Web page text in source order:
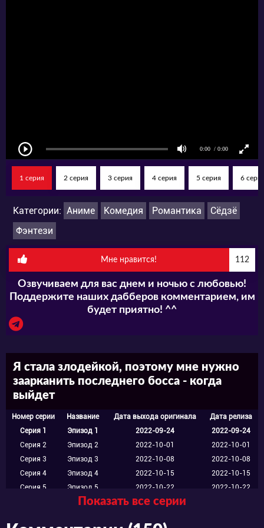
1 серия 2 серия 3 серия 4 серия 5 серия 6
Категории: Аниме Комедия Романтика
Сёдзё
Фэнтези
Мне нравится! 112
Озвучиваем для вас днем и ночью с любовью!
Поддержите наших дабберов комментарием, им
будет приятно! ^^
Я стала злодейкой, поэтому мне нужно
заарканить последнего босса - когда
выйдет
Номер серии Название Дата выхода оригинала
Дата релиза
Серия 1
Эпизод 1 2022-09-24
2022-09-24
Серия 2
Эпизод 2 2022-10-01
2022-10-01
Серия 3
Эпизод 3 2022-10-08
2022-10-08
Серия 4
Эпизод 4 2022-10-15
2022-10-15
Серия 5
Эпизод 5 2022-10-22
2022-10-22
Эпизод 6 2022-10-29
Показать все серии